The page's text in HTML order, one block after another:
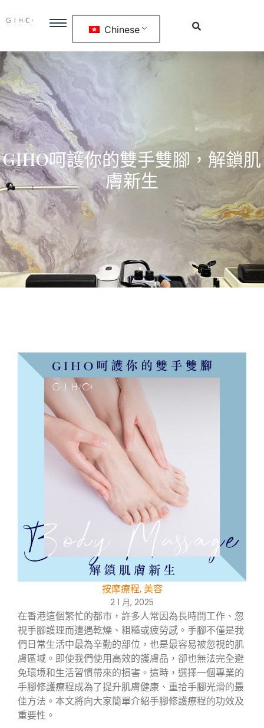
Chinese
GIHO呵護你的雙手雙腳，解鎖肌
膚新生
按摩療程,美容
2 1 月, 2025
在香港這個繁忙的都市，許多人常因為長時間工作、忽
視手腳護理而遭遇乾燥、粗糙或疲勞感。手腳不僅是我
們日常生活中最為辛勤的部位，也是最容易被忽視的肌
膚區域。即使我們使用高效的護膚品，卻也無法完全避
免環境和生活習慣帶來的損害。這時，選擇一個專業的
手腳修護療程成為了提升肌膚健康、重拾手腳光滑的最
佳方法。本文將向大家簡單介紹手腳修護療程的功效及
重要性。